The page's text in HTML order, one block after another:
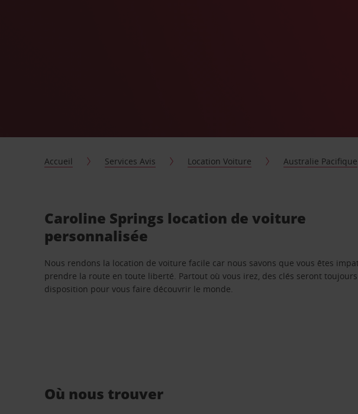
Accueil Services Avis Location Voiture Australie Pacifique
Caroline Springs location de voiture
personnalisée
Nous rendons la location de voiture facile car nous savons que vous êtes
prendre la route en toute liberté. Partout où vous irez, des clés seront
disposition pour vous faire découvrir le monde.
Où nous trouver